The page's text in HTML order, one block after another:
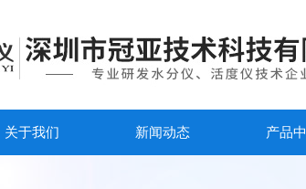
关于我们 新闻动态 产品